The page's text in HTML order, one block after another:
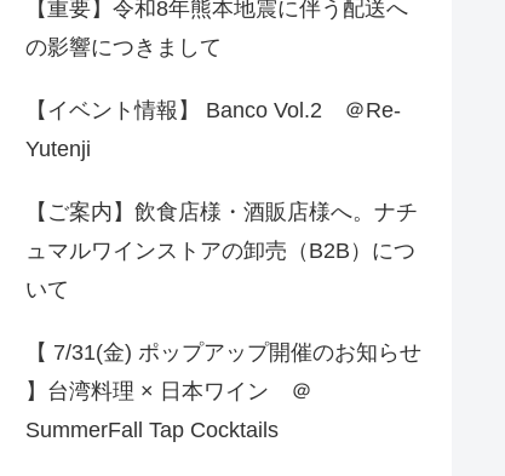
【重要】令和8年熊本地震に伴う配送へ
の影響につきまして
【イベント情報】 Banco Vol.2 ＠Re-
Yutenji
【ご案内】飲食店様・酒販店様へ。ナチ
ュマルワインストアの卸売（B2B）につ
いて
【 7/31(金) ポップアップ開催のお知らせ
】台湾料理 × 日本ワイン ＠
SummerFall Tap Cocktails